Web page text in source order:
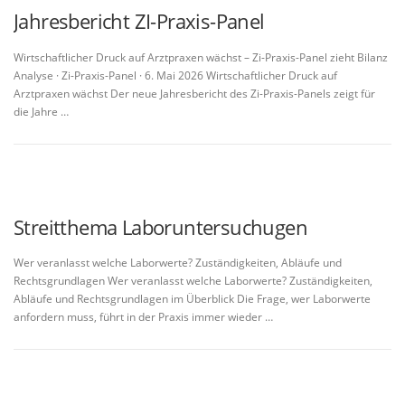
Jahresbericht ZI-Praxis-Panel
Wirtschaftlicher Druck auf Arztpraxen wächst – Zi-Praxis-Panel zieht Bilanz
Analyse · Zi-Praxis-Panel · 6. Mai 2026 Wirtschaftlicher Druck auf
Arztpraxen wächst Der neue Jahresbericht des Zi-Praxis-Panels zeigt für
die Jahre …
Streitthema Laboruntersuchugen
Wer veranlasst welche Laborwerte? Zuständigkeiten, Abläufe und
Rechtsgrundlagen Wer veranlasst welche Laborwerte? Zuständigkeiten,
Abläufe und Rechtsgrundlagen im Überblick Die Frage, wer Laborwerte
anfordern muss, führt in der Praxis immer wieder …